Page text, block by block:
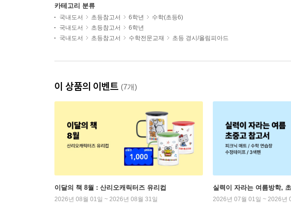
카테고리 분류
국내도서 초등참고서 6학년
수학(초등6)
국내도서
초등참고서
6학년
국내도서
초등참고서 수학전문교재 초등 경시/올림피아드
이 상품의 이벤트 (7개)
이달의 책 8월 : 산리오캐릭터즈 유리컵
2026년 08월 01일 ~ 2026년 08월 31일
실력이 자라는 여름방학,
2026년 07월 01일 ~ 2026년